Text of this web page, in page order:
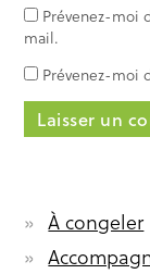
Prévenez-moi
mail.
Prévenez-moi
À congeler